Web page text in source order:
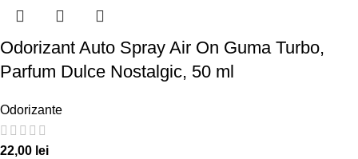
Odorizant Auto Spray Air On Guma Turbo,
Parfum Dulce Nostalgic, 50 ml
Odorizante
22,00 lei